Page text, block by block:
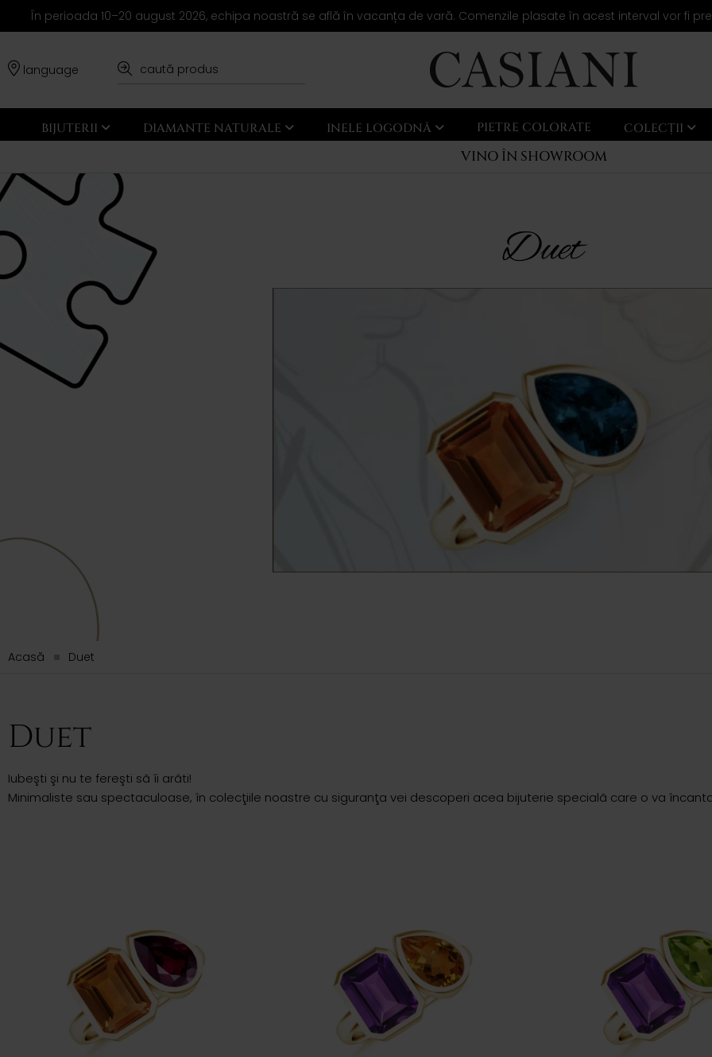
În perioada 10–20 august 2026, echipa noastră se află în vacanța de vară. Comenzile plasate în acest interval vor fi
language
BIJUTERII DIAMANTE NATURALE INELE LOGODNĂ PIETRE COLORATE COLECȚII
VINO ÎN SHOWROOM
Acasă Duet
Duet
Iubeşti şi nu te fereşti sã îi arãti!
Minimaliste sau spectaculoase, în colecţiile noastre cu siguranţa vei descoperi acea bijuterie specialã care o va